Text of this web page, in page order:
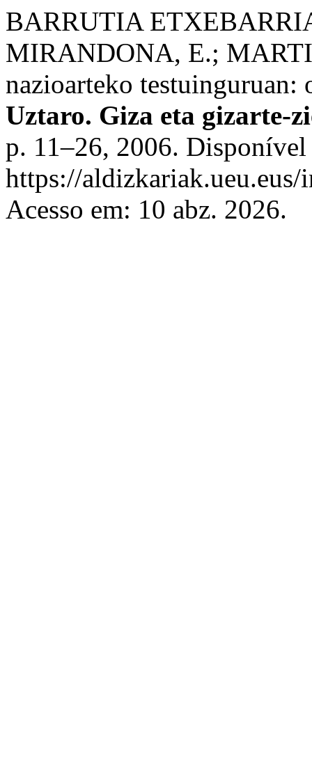
BARRUTIA
MIRANDONA, E.;
nazioarteko
Uztaro. Giza eta gizarte-
p. 11–26, 2006. Disponível
https://
Acesso em: 10 abz. 2026.